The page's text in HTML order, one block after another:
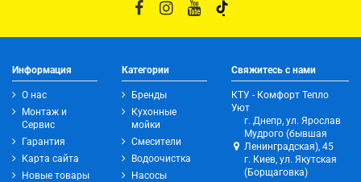
Информация
О нас
Монтаж и
Сервис
Гарантия
Карта сайта
Новые товары
Категории
Бренды
Кухонные
мойки
Смесители
Водоочистка
Насосы
Свяжитесь с нами
КТУ - Комфорт Тепло
Уют
г. Днепр, ул. Ярослав
Мудрого (бывшая
Ленинградская), 45
г. Киев, ул. Якутская
(Борщаговка)